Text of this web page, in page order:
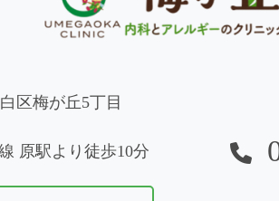
区梅が丘5丁目
原駅より徒歩10分